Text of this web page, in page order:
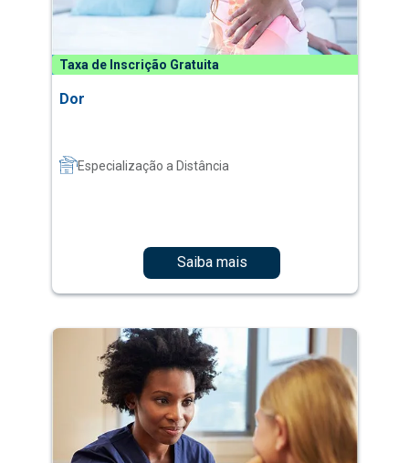
Taxa de Inscrição Gratuita
Dor
Especialização a Distância
Saiba mais